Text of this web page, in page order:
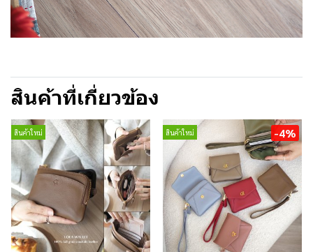
สินค้าที่เกี่ยวข้อง
สินค้าใหม่ สินค้าใหม่ -4%